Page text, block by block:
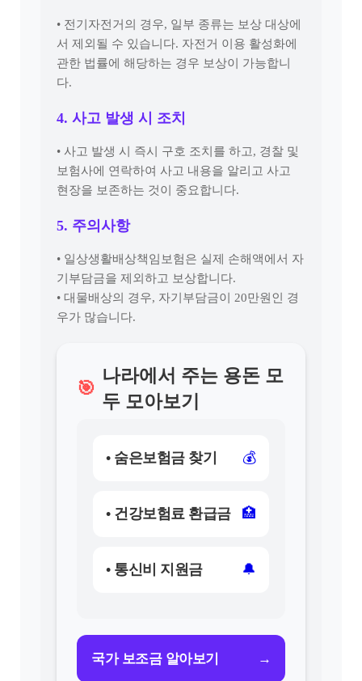
• 전기자전거의 경우, 일부 종류는 보상 대상에
서 제외될 수 있습니다. 자전거 이용 활성화에
관한 법률에 해당하는 경우 보상이 가능합니
다.
4. 사고 발생 시 조치
• 사고 발생 시 즉시 구호 조치를 하고, 경찰 및
보험사에 연락하여 사고 내용을 알리고 사고
현장을 보존하는 것이 중요합니다.
5. 주의사항
• 일상생활배상책임보험은 실제 손해액에서 자
기부담금을 제외하고 보상합니다.
• 대물배상의 경우, 자기부담금이 20만원인 경
우가 많습니다.
🎯
나라에서 주는 용돈 모
두 모아보기
• 숨은보험금 찾기 💰
• 건강보험료 환급금 🏥
• 통신비 지원금 🔔
국가 보조금 알아보기 →